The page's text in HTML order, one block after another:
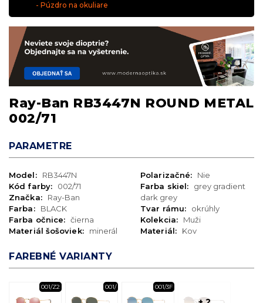
- Púzdro na okuliare
Ray-Ban RB3447N ROUND METAL
002/71
PARAMETRE
Model:
RB3447N
Kód farby:
002/71
Značka:
Ray-Ban
Farba:
BLACK
Farba očnice: čierna
Materiál šošoviek:
minerál
Polarizačné:
Nie
Farba skiel:
grey gradient
dark grey
Tvar rámu:
okrúhly
Kolekcia:
Muži
Materiál:
Kov
FAREBNÉ VARIANTY
001/Z2 001/ 001/3F